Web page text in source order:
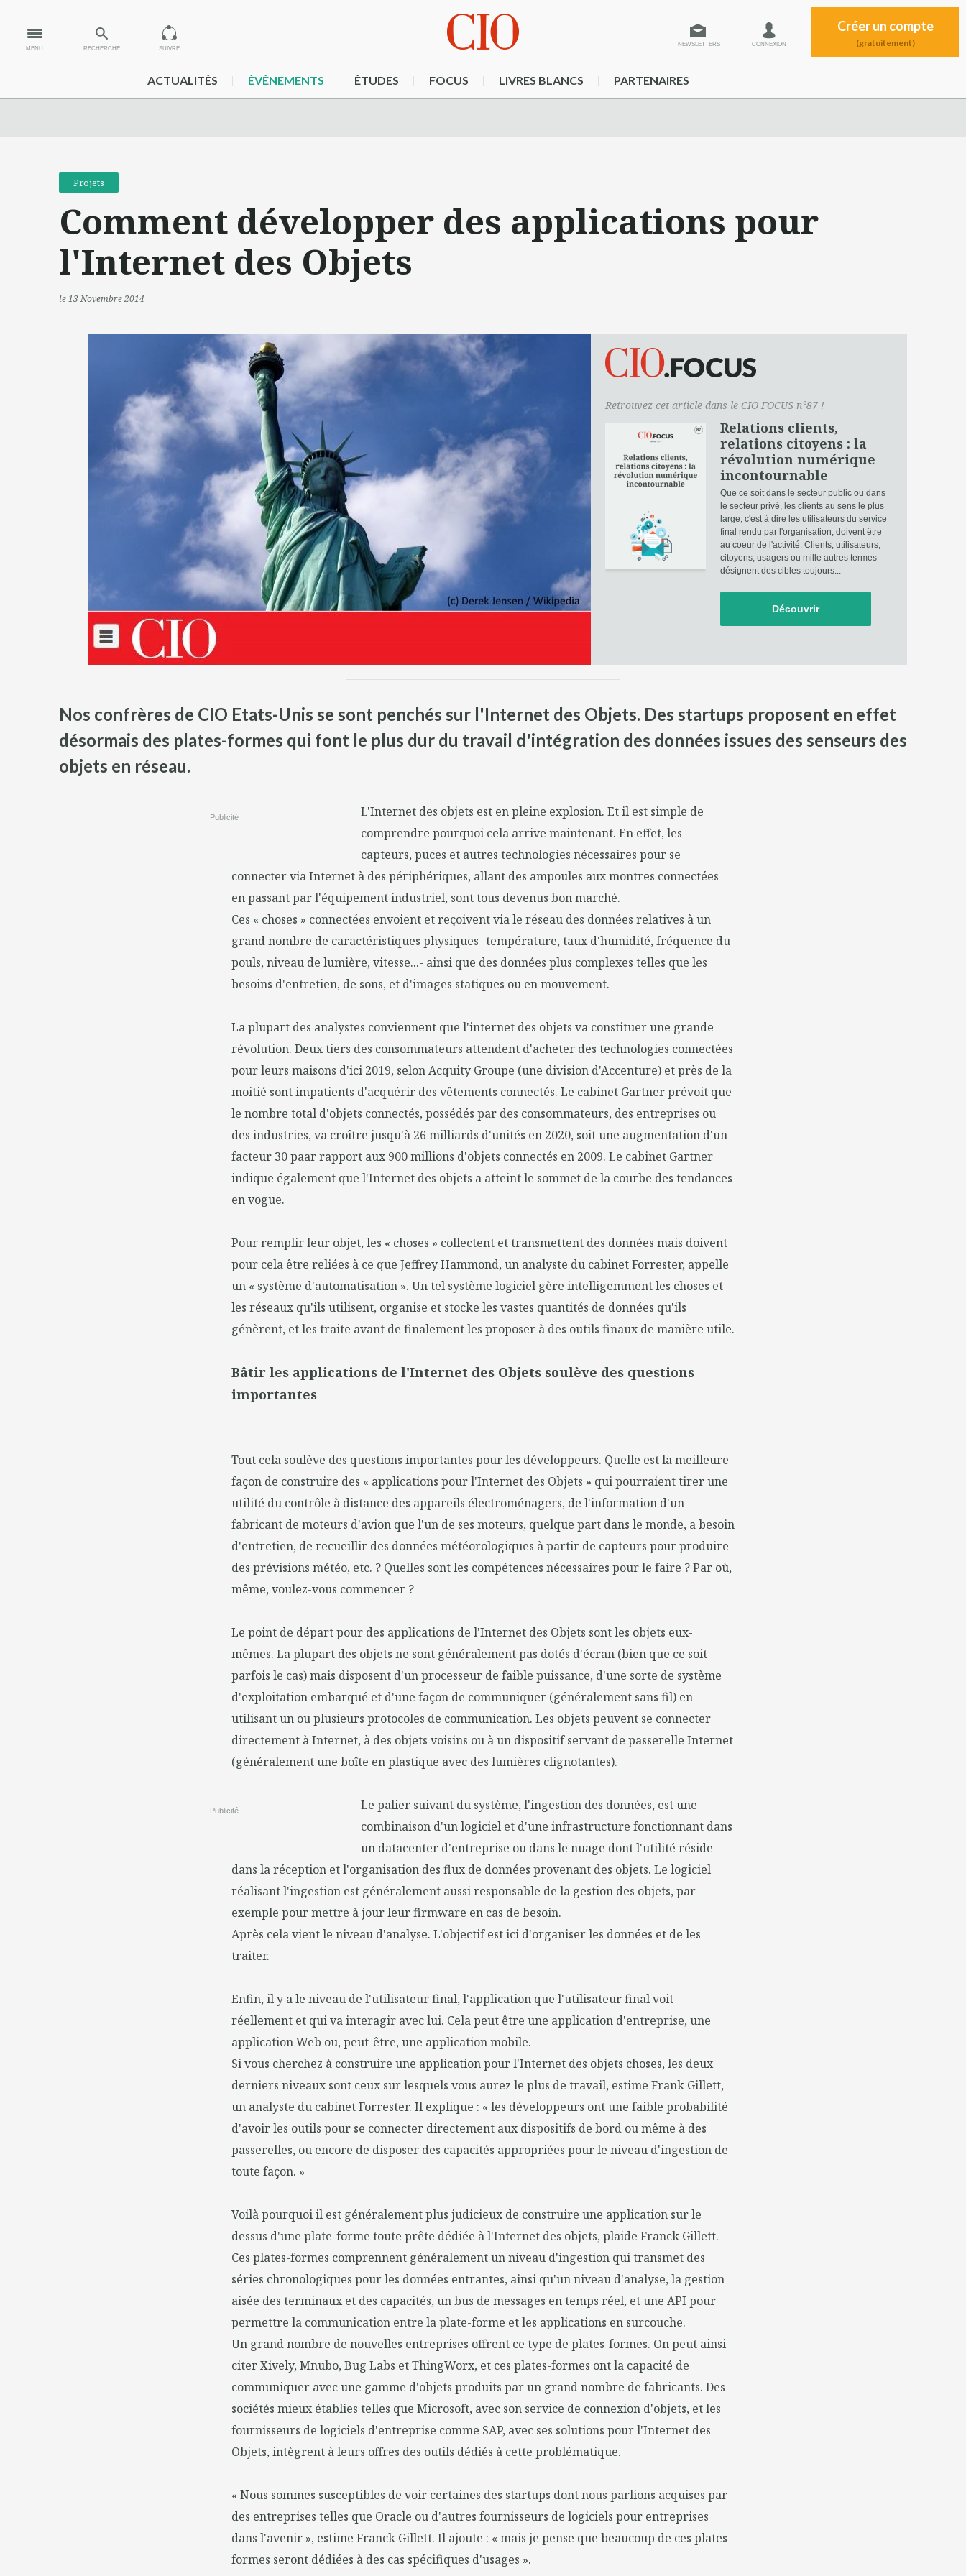
MENU RECHERCHE SUIVRE
NEWSLETTERS CONNEXION
Créer un compte
(gratuitement)
ACTUALITÉS ÉVÉNEMENTS ÉTUDES FOCUS LIVRES BLANCS PARTENAIRES
Projets
Comment développer des applications pour
l'Internet des Objets
le 13 Novembre 2014
Retrouvez cet article dans le CIO FOCUS n°87 !
Relations clients,
relations citoyens : la
révolution numérique
incontournable
Que ce soit dans le secteur public ou dans
le secteur privé, les clients au sens le plus
large, c'est à dire les utilisateurs du service
final rendu par l'organisation, doivent être
au coeur de l'activité. Clients, utilisateurs,
citoyens, usagers ou mille autres termes
désignent des cibles toujours...
Découvrir
Nos confrères de CIO Etats-Unis se sont penchés sur l'Internet des Objets. Des startups proposent en effet
désormais des plates-formes qui font le plus dur du travail d'intégration des données issues des senseurs des
objets en réseau.
Publicité
L'Internet des objets est en pleine explosion. Et il est simple de
comprendre pourquoi cela arrive maintenant. En effet, les
capteurs, puces et autres technologies nécessaires pour se
connecter via Internet à des périphériques, allant des ampoules aux montres connectées
en passant par l'équipement industriel, sont tous devenus bon marché.
Ces « choses » connectées envoient et reçoivent via le réseau des données relatives à un
grand nombre de caractéristiques physiques -température, taux d'humidité, fréquence du
pouls, niveau de lumière, vitesse...- ainsi que des données plus complexes telles que les
besoins d'entretien, de sons, et d'images statiques ou en mouvement.
La plupart des analystes conviennent que l'internet des objets va constituer une grande
révolution. Deux tiers des consommateurs attendent d'acheter des technologies connectées
pour leurs maisons d'ici 2019, selon Acquity Groupe (une division d'Accenture) et près de la
moitié sont impatients d'acquérir des vêtements connectés. Le cabinet Gartner prévoit que
le nombre total d'objets connectés, possédés par des consommateurs, des entreprises ou
des industries, va croître jusqu'à 26 milliards d'unités en 2020, soit une augmentation d'un
facteur 30 paar rapport aux 900 millions d'objets connectés en 2009. Le cabinet Gartner
indique également que l'Internet des objets a atteint le sommet de la courbe des tendances
en vogue.
Pour remplir leur objet, les « choses » collectent et transmettent des données mais doivent
pour cela être reliées à ce que Jeffrey Hammond, un analyste du cabinet Forrester, appelle
un « système d'automatisation ». Un tel système logiciel gère intelligemment les choses et
les réseaux qu'ils utilisent, organise et stocke les vastes quantités de données qu'ils
génèrent, et les traite avant de finalement les proposer à des outils finaux de manière utile.
Bâtir les applications de l'Internet des Objets soulève des questions
importantes
Tout cela soulève des questions importantes pour les développeurs. Quelle est la meilleure
façon de construire des « applications pour l'Internet des Objets » qui pourraient tirer une
utilité du contrôle à distance des appareils électroménagers, de l'information d'un
fabricant de moteurs d'avion que l'un de ses moteurs, quelque part dans le monde, a besoin
d'entretien, de recueillir des données météorologiques à partir de capteurs pour produire
des prévisions météo, etc. ? Quelles sont les compétences nécessaires pour le faire ? Par où,
même, voulez-vous commencer ?
Le point de départ pour des applications de l'Internet des Objets sont les objets eux-
mêmes. La plupart des objets ne sont généralement pas dotés d'écran (bien que ce soit
parfois le cas) mais disposent d'un processeur de faible puissance, d'une sorte de système
d'exploitation embarqué et d'une façon de communiquer (généralement sans fil) en
utilisant un ou plusieurs protocoles de communication. Les objets peuvent se connecter
directement à Internet, à des objets voisins ou à un dispositif servant de passerelle Internet
(généralement une boîte en plastique avec des lumières clignotantes).
Publicité
Le palier suivant du système, l'ingestion des données, est une
combinaison d'un logiciel et d'une infrastructure fonctionnant dans
un datacenter d'entreprise ou dans le nuage dont l'utilité réside
dans la réception et l'organisation des flux de données provenant des objets. Le logiciel
réalisant l'ingestion est généralement aussi responsable de la gestion des objets, par
exemple pour mettre à jour leur firmware en cas de besoin.
Après cela vient le niveau d'analyse. L'objectif est ici d'organiser les données et de les
traiter.
Enfin, il y a le niveau de l'utilisateur final, l'application que l'utilisateur final voit
réellement et qui va interagir avec lui. Cela peut être une application d'entreprise, une
application Web ou, peut-être, une application mobile.
Si vous cherchez à construire une application pour l'Internet des objets choses, les deux
derniers niveaux sont ceux sur lesquels vous aurez le plus de travail, estime Frank Gillett,
un analyste du cabinet Forrester. Il explique : « les développeurs ont une faible probabilité
d'avoir les outils pour se connecter directement aux dispositifs de bord ou même à des
passerelles, ou encore de disposer des capacités appropriées pour le niveau d'ingestion de
toute façon. »
Voilà pourquoi il est généralement plus judicieux de construire une application sur le
dessus d'une plate-forme toute prête dédiée à l'Internet des objets, plaide Franck Gillett.
Ces plates-formes comprennent généralement un niveau d'ingestion qui transmet des
séries chronologiques pour les données entrantes, ainsi qu'un niveau d'analyse, la gestion
aisée des terminaux et des capacités, un bus de messages en temps réel, et une API pour
permettre la communication entre la plate-forme et les applications en surcouche.
Un grand nombre de nouvelles entreprises offrent ce type de plates-formes. On peut ainsi
citer Xively, Mnubo, Bug Labs et ThingWorx, et ces plates-formes ont la capacité de
communiquer avec une gamme d'objets produits par un grand nombre de fabricants. Des
sociétés mieux établies telles que Microsoft, avec son service de connexion d'objets, et les
fournisseurs de logiciels d'entreprise comme SAP, avec ses solutions pour l'Internet des
Objets, intègrent à leurs offres des outils dédiés à cette problématique.
« Nous sommes susceptibles de voir certaines des startups dont nous parlions acquises par
des entreprises telles que Oracle ou d'autres fournisseurs de logiciels pour entreprises
dans l'avenir », estime Franck Gillett. Il ajoute : « mais je pense que beaucoup de ces plates-
formes seront dédiées à des cas spécifiques d'usages ».